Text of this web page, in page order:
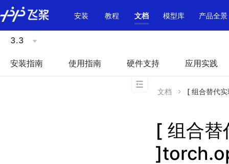
\u200E
安装
教程 文档 模型库 产品全景
3.3
安装指南 使用指南 硬件支持 应用实践
文档 [ 组合替代
[ 组合替